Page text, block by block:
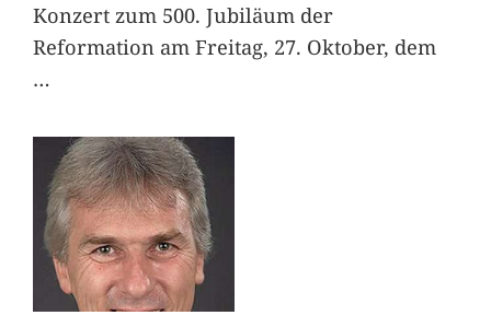
Konzert zum 500. Jubiläum der
Reformation am Freitag, 27. Oktober, dem
…